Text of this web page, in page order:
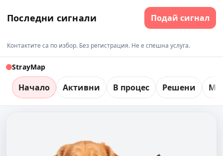
Последни сигнали Подай сигнал
Контактите са по избор. Без регистрация. Не е спешна услуга.
StrayMap
Начало Активни В процес Решени